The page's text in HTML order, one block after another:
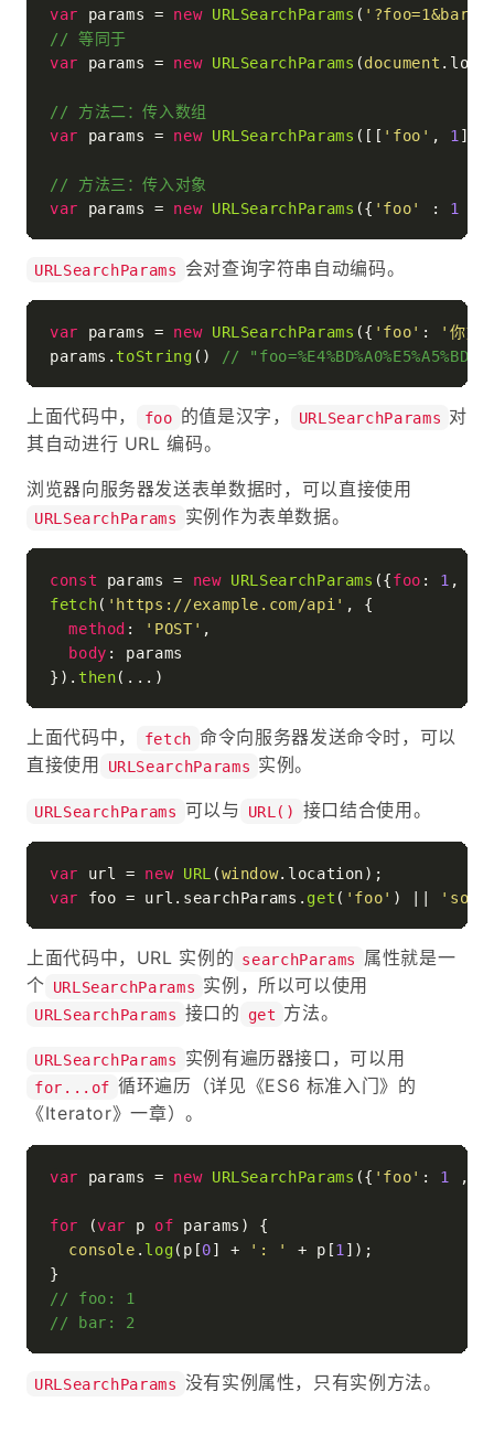
var params = new URLSearchParams (
// 等同于
var params = new URLSearchParams (document .
// 方法二：传入数组
var params = new URLSearchParams ([[ 'foo' , 1 ],
// 方法三：传入对象
var params = new URLSearchParams ({ 'foo' : 1
URLSearchParams 会对查询字符串自动编码。
var params = new URLSearchParams ({ 'foo' : '你好'
params. toString () // "foo=%E4%BD%A0%E5%A5%BD"
上面代码中， foo 的值是汉字， URLSearchParams 对
其自动进行 URL 编码。
浏览器向服务器发送表单数据时，可以直接使用
URLSearchParams 实例作为表单数据。
const params = new URLSearchParams ({foo : 1 ,
fetch( 'https://example.com/api' , {
method : 'POST' ,
body : params
}). then
上面代码中， fetch 命令向服务器发送命令时，可以
直接使用
URLSearchParams 实例。
URLSearchParams 可以与 URL() 接口结合使用。
var url = new URL (window. location
var foo = url. searchParams . get ( 'foo' ) ||
上面代码中，URL 实例的 searchParams
属性就是一
个 URLSearchParams 实例，所以可以使用
URLSearchParams 接口的 get 方法。
URLSearchParams 实例有遍历器接口，可以用
for...of 循环遍历（详见《ES6 标准入门》的
《Iterator》一章）。
var params = new URLSearchParams ({ 'foo' : 1 ,
for (var p of params) {
console . log(p[0] + ': ' + p[1 ]);
// foo: 1
// bar: 2
URLSearchParams 没有实例属性，只有实例方法。